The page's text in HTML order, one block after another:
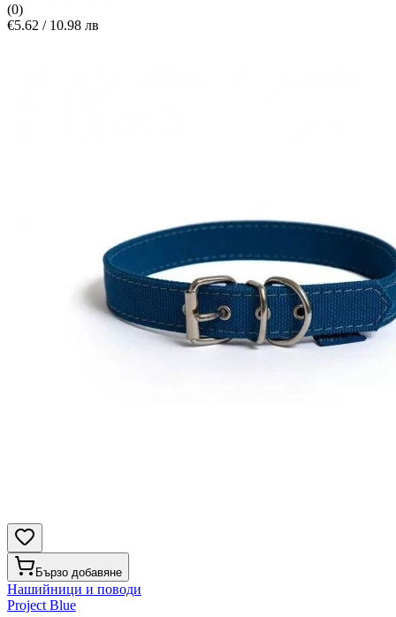
(0)
€5.62 / 10.98 лв
Бързо добавяне
Нашийници и поводи
Project Blue